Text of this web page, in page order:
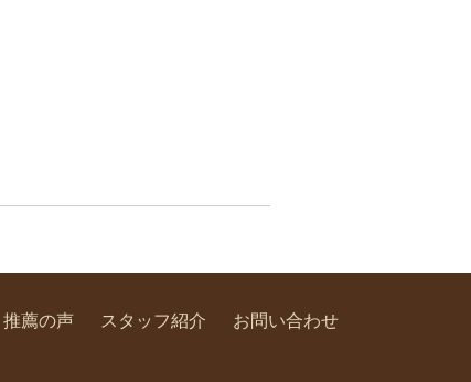
推薦の声 スタッフ紹介 お問い合わせ